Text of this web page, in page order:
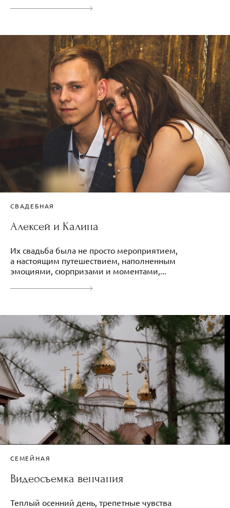
СВАДЕБНАЯ
Алексей и Калина
Их свадьба была не просто мероприятием,
а настоящим путешествием, наполненным
эмоциями, сюрпризами и моментами,...
СЕМЕЙНАЯ
Видеосъемка венчания
Теплый осенний день, трепетные чувства